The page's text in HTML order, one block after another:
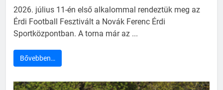
2026. július 11-én első alkalommal rendeztük meg az
Érdi Football Fesztivált a Novák Ferenc Érdi
Sportközpontban. A torna már az ...
Bővebben…